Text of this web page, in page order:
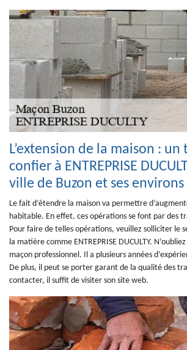
L’extension de la maison : un
confier à ENTREPRISE
ville de Buzon et ses environs
Le fait d’étendre la maison va permettre
habitable. En effet, ces opérations se font par des
Pour faire de telles opérations, veuillez solliciter le
la matière comme ENTREPRISE DUCULTY.
maçon professionnel. Il a plusieurs années
De plus, il peut se porter garant de la qualité des
contacter, il suffit de visiter son site web.